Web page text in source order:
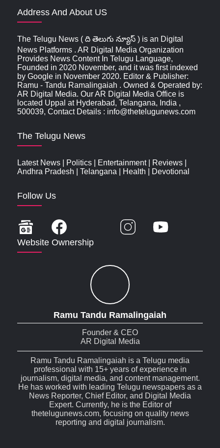
Address And About US
The Telugu News ( ది తెలుగు న్యూస్‌ ) is an Digital
News Platforms . AR Digital Media Organization
Provides News Content In Telugu Language,
Founded in 2020 November, and it was first indexed
by Google in November 2020. Editor & Publisher:
Ramu - Tandu Ramalingaiah . Owned & Operated by:
AR Digital Media. Our AR Digital Media Office is
located Uppal at Hyderabad, Telangana, India ,
500039, Contact Details : info@thetelugunews.com
The Telugu News
Latest News Politics Entertainment| Reviews
Andhra Pradesh
Telangana Health Devotional
Follow Us
Website Ownership
Ramu Tandu Ramalingaiah
Founder & CEO
AR Digital Media
Ramu Tandu Ramalingaiah is a Telugu media
professional with 15+ years of experience in
journalism, digital media, and content management.
He has worked with leading Telugu newspapers as a
News Reporter, Chief Editor, and Digital Media
Expert. Currently, he is the Editor of
thetelugunews.com, focusing on quality news
reporting and digital journalism.